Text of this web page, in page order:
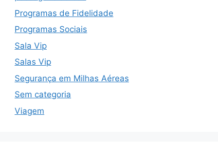
Programas de Fidelidade
Programas Sociais
Sala Vip
Salas Vip
Segurança em Milhas Aéreas
Sem categoria
Viagem